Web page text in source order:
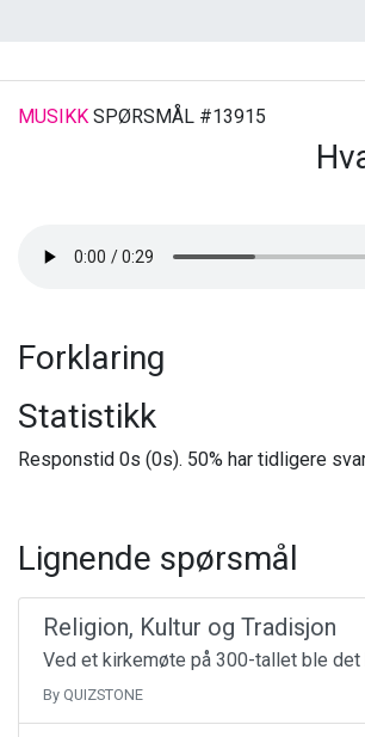
MUSIKKSPØRSMÅL #13915
Forklaring
Statistikk
Responstid 0s (0s). 50% har tidligere
Lignende spørsmål
Religion, Kultur og Tradisjon
Ved et kirkemøte på 300-tallet ble
By QUIZSTONE